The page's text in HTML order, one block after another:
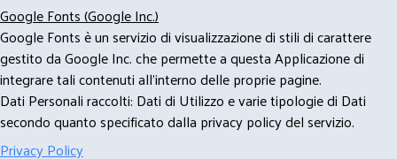
Google Fonts (Google Inc.)
Google Fonts è un servizio di visualizzazione di stili di carattere
gestito da Google Inc. che permette a questa Applicazione di
integrare tali contenuti all'interno delle proprie pagine.
Dati Personali raccolti: Dati di Utilizzo e varie tipologie di Dati
secondo quanto specificato dalla privacy policy del servizio.
Privacy Policy